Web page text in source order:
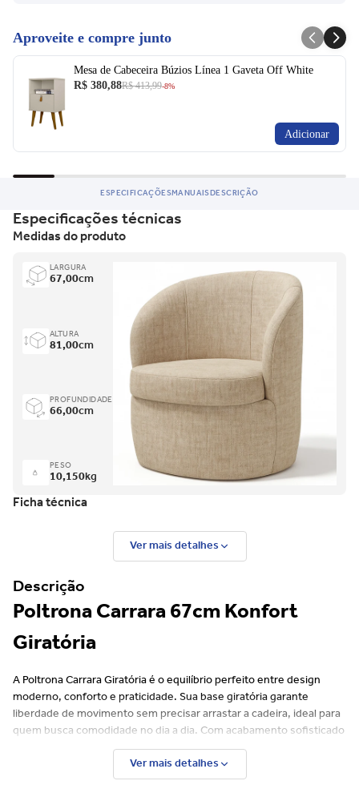
Aproveite e compre junto
Mesa de Cabeceira Búzios Línea 1 Gaveta Off White
R$ 380,88R$ 413,99-8%
Adicionar
ESPECIFICAÇÕESMANUAISDESCRIÇÃO
Especificações técnicas
Medidas do produto
LARGURA
67,00cm
ALTURA
81,00cm
PROFUNDIDADE
66,00cm
PESO
10,150kg
Ficha técnica
Ver mais detalhes
Descrição
Poltrona Carrara 67cm Konfort
Giratória
A Poltrona Carrara Giratória é o equilíbrio perfeito entre design
moderno, conforto e praticidade. Sua base giratória garante
liberdade de movimento sem precisar arrastar a cadeira, ideal para
quem busca comodidade no dia a dia. Com acabamento sofisticado
e estrutura resistente, ela é a escolha certa para salas de estar,
escritórios ou ambientes de leitura.
Ver mais detalhes